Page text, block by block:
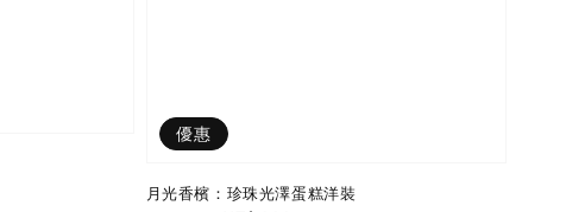
優惠
月光香檳：珍珠光澤蛋糕洋裝